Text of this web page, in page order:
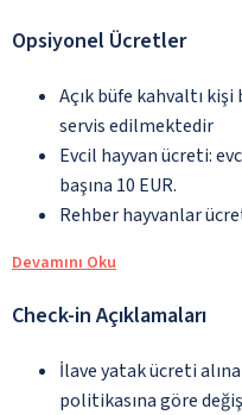
Opsiyonel Ücretler
Açık büfe kahvaltı kişi
servis edilmektedir
Evcil hayvan ücreti:
başına 10 EUR.
Rehber hayvanlar
Devamını Oku
Check-in Açıklamaları
İlave yatak ücreti
politikasına göre